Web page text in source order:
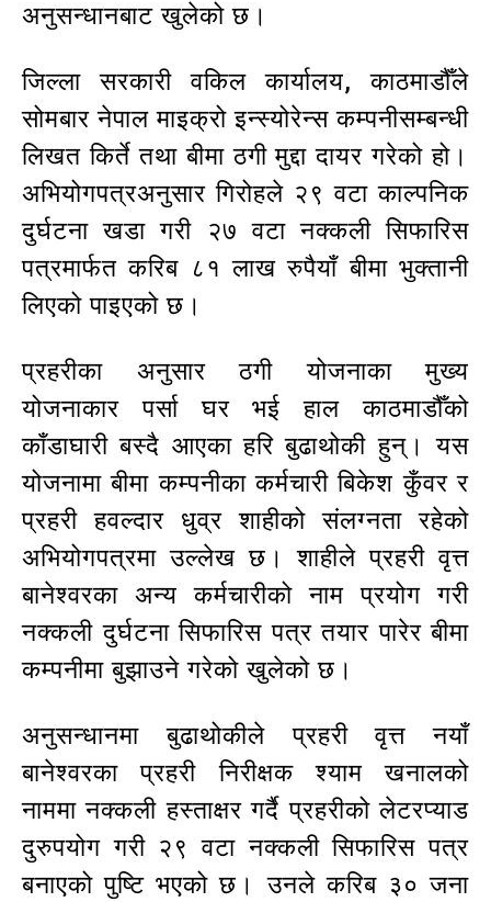
अनुसन्धानबाट खुलेको छ।
जिल्ला सरकारी वकिल कार्यालय, काठमाडौँले
सोमबार नेपाल माइक्रो इन्स्योरेन्स कम्पनीसम्बन्धी
लिखत किर्ते तथा बीमा ठगी मुद्दा दायर गरेको हो।
अभियोगपत्रअनुसार गिरोहले २९ वटा काल्पनिक
दुर्घटना खडा गरी २७ वटा नक्कली सिफारिस
पत्रमार्फत करिब ८१ लाख रुपैयाँ बीमा भुक्तानी
लिएको पाइएको छ।
प्रहरीका अनुसार ठगी योजनाका मुख्य
योजनाकार पर्सा घर भई हाल काठमाडौँको
काँडाघारी बस्दै आएका हरि बुढाथोकी हुन्। यस
योजनामा बीमा कम्पनीका कर्मचारी बिकेश कुँवर र
प्रहरी हवल्दार धुव्र शाहीको संलग्नता रहेको
अभियोगपत्रमा उल्लेख छ। शाहीले प्रहरी वृत्त
बानेश्वरका अन्य कर्मचारीको नाम प्रयोग गरी
नक्कली दुर्घटना सिफारिस पत्र तयार पारेर बीमा
कम्पनीमा बुझाउने गरेको खुलेको छ।
अनुसन्धानमा बुढाथोकीले प्रहरी वृत्त नयाँ
बानेश्वरका प्रहरी निरीक्षक श्याम खनालको
नाममा नक्कली हस्ताक्षर गर्दै प्रहरीको लेटरप्याड
दुरुपयोग गरी २९ वटा नक्कली सिफारिस पत्र
बनाएको पुष्टि भएको छ। उनले करिब ३० जना